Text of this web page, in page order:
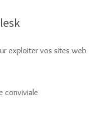
exploiter vos sites web
conviviale